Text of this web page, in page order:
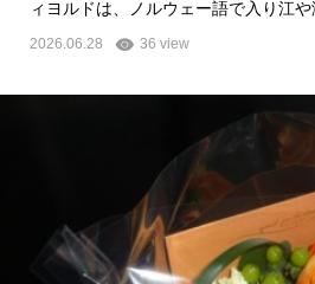
ィヨルドは、ノルウェー語で入り江や
2026.06.28 36 view